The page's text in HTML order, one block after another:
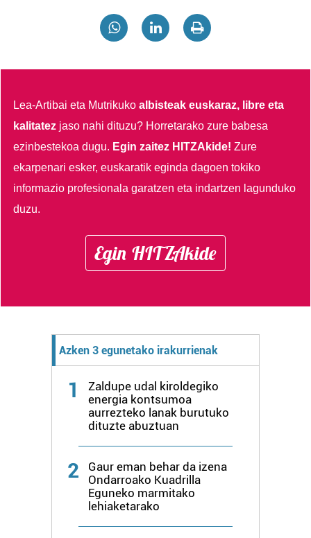
Lea-Artibai eta Mutrikukoalbisteak euskaraz, libre eta
kalitatez jaso nahi dituzu? Horretarako zure babesa
ezinbestekoa dugu. Egin zaitez HITZAkide!Zure
ekarpenari esker, euskaratik eginda dagoen tokiko
informazio profesionala garatzen eta indartzen lagunduko
duzu.
Egin HITZAkide
Azken 3 egunetako irakurrienak
1
Zaldupe udal kiroldegiko
energia kontsumoa
aurrezteko lanak burutuko
dituzte abuztuan
2
Gaur eman behar da izena
Ondarroako Kuadrilla
Eguneko marmitako
lehiaketarako